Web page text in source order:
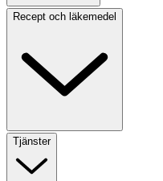
Recept och läkemedel
Tjänster